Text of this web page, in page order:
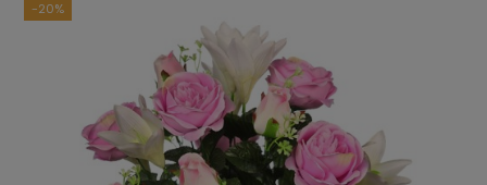
-20%